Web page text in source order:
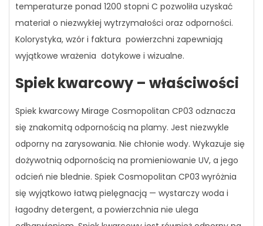
temperaturze ponad 1200 stopni C pozwoliła uzyskać
materiał o niezwykłej wytrzymałości oraz odporności.
Kolorystyka, wzór i faktura powierzchni zapewniają
wyjątkowe wrażenia dotykowe i wizualne.
Spiek kwarcowy – właściwości
Spiek kwarcowy Mirage Cosmopolitan CP03 odznacza
się znakomitą odpornością na plamy. Jest niezwykle
odporny na zarysowania. Nie chłonie wody. Wykazuje się
dożywotnią odpornością na promieniowanie UV, a jego
odcień nie blednie. Spiek Cosmopolitan CP03 wyróżnia
się wyjątkowo łatwą pielęgnacją — wystarczy woda i
łagodny detergent, a powierzchnia nie ulega